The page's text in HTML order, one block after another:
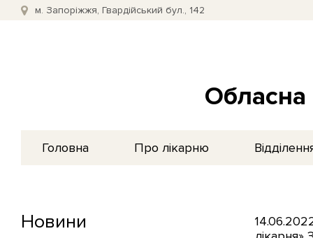
м. Запоріжжя, Гвардійський бул., 142
Обласна
Головна Про лікарню
Новини